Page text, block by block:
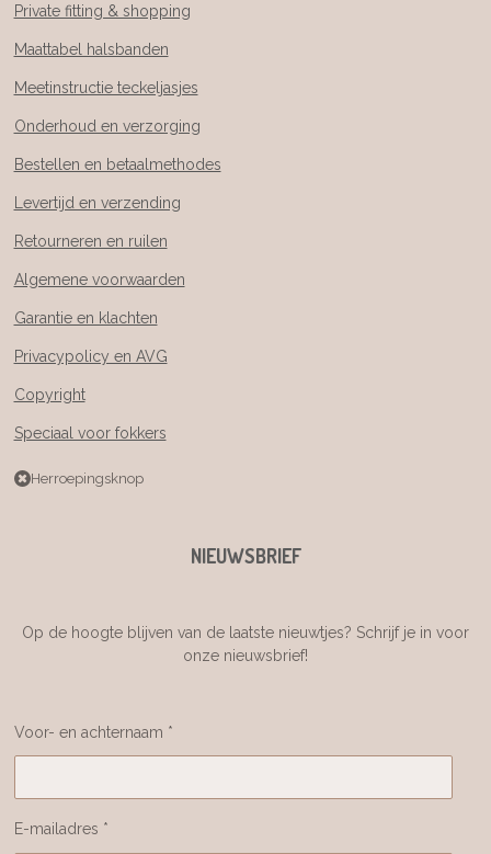
Private fitting & shopping
Maattabel halsbanden
Meetinstructie teckeljasjes
Onderhoud en verzorging
Bestellen en betaalmethodes
Levertijd en verzending
Retourneren en ruilen
Algemene voorwaarden
Garantie en klachten
Privacypolicy en AVG
Copyright
Speciaal voor fokkers
Herroepingsknop
NIEUWSBRIEF
Op de hoogte blijven van de laatste nieuwtjes? Schrijf je in voor
onze nieuwsbrief!
Voor- en achternaam *
E-mailadres *